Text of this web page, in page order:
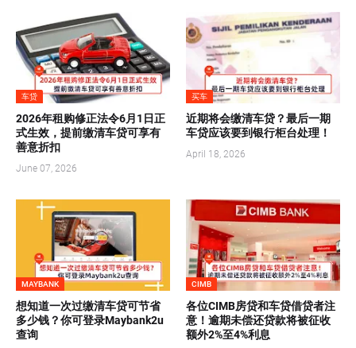
车贷
2026年租购修正法令6月1日正
式生效，提前缴清车贷可享有
善意折扣
June 07, 2026
买车
近期将会缴清车贷？最后一期
车贷应该要到银行柜台处理！
April 18, 2026
MAYBANK
想知道一次过缴清车贷可节省
多少钱？你可登录Maybank2u
查询
CIMB
各位CIMB房贷和车贷借贷者注
意！逾期未偿还贷款将被征收
额外2%至4%利息